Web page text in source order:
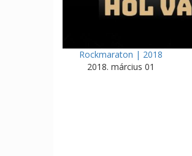
Rockmaraton | 2018
2018. március 01